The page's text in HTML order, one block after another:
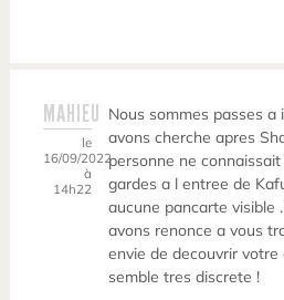
MAHIEU
le
16/09/2022
à
14h22
Nous sommes passes
avons cherche apres
personne ne
gardes a l entree de
aucune pancarte visible
avons renonce a vous
envie de decouvrir votre
semble tres discrete !